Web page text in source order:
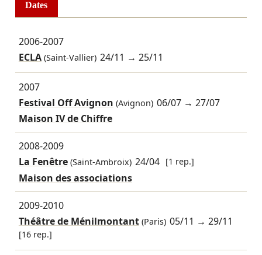
Dates
2006-2007
ECLA(Saint-Vallier) 24/11 →25/11
2007
Festival Off Avignon (Avignon) 06/07 →27/07
Maison IV de Chiffre
2008-2009
La Fenêtre(Saint-Ambroix) 24/04 [1 rep.]
Maison des associations
2009-2010
Théâtre de Ménilmontant(Paris) 05/11 →29/11
[16 rep.]